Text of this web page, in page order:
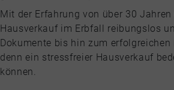
Mit der Erfahrung von über 30
Hausverkauf im Erbfall reibungslos
Dokumente bis hin zum
denn ein stressfreier Hausverkauf
können.